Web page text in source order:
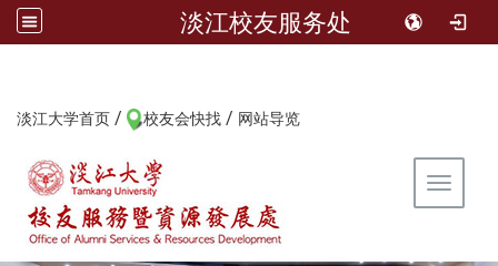
淡江校友服务处
淡江大学首页 / 校友会快找 / 网站导览
Toggle